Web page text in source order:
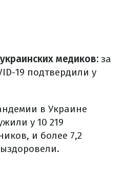
медиков: за
19 подтвердили у
в Украине
у 10 219
и более 7,2